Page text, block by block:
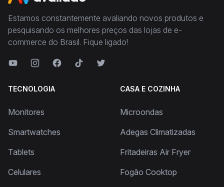
Estamos constantemente avaliando novos produtos e
pesquisando os melhores preços das lojas de e-
commerce do Brasil. Fique ligado!
TECNOLOGIA
Monitores
Smartwatches
Tablets
Celulares
CASA E COZINHA
Microondas
Adegas Climatizadas
Fritadeiras Air Fryer
Fogão Cooktop